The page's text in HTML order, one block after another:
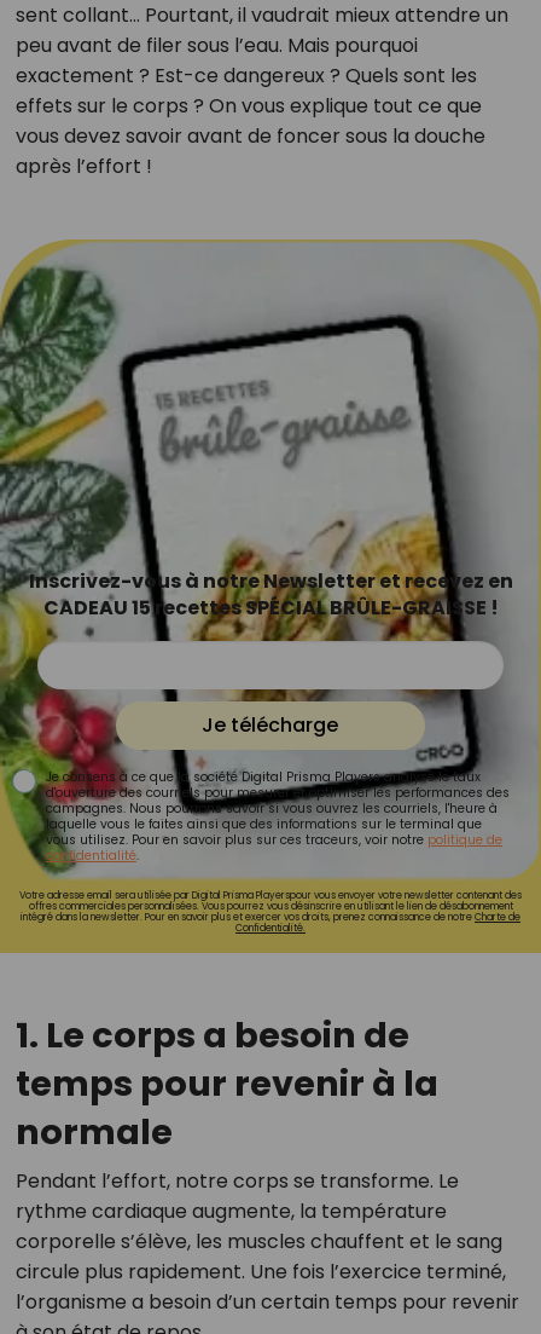
sent collant… Pourtant, il vaudrait mieux attendre un
peu avant de filer sous l’eau. Mais pourquoi
exactement ? Est-ce dangereux ? Quels sont les
effets sur le corps ? On vous explique tout ce que
vous devez savoir avant de foncer sous la douche
après l’effort !
Inscrivez-vous à notre Newsletter et recevez en
CADEAU 15 recettes SPÉCIAL BRÛLE-GRAISSE !
Je télécharge
Je consens à ce que la société Digital Prisma Players analyse le taux
d'ouverture des courriels pour mesurer et optimiser les performances des
campagnes. Nous pourrons savoir si vous ouvrez les courriels, l'heure à
laquelle vous le faites ainsi que des informations sur le terminal que
vous utilisez. Pour en savoir plus sur ces traceurs, voir notre politique de
confidentialité.
Votre adresse email sera utilisée par Digital Prisma Playerspour vous envoyer votre newsletter contenant des
offres commerciales personnalisées. Vous pourrez vous désinscrire en utilisant le lien de désabonnement
intégré dans la newsletter. Pour en savoir plus et exercer vos droits, prenez connaissance de notreCharte de
Confidentialité.
1. Le corps a besoin de
temps pour revenir à la
normale
Pendant l’effort, notre corps se transforme. Le
rythme cardiaque augmente, la température
corporelle s’élève, les muscles chauffent et le sang
circule plus rapidement. Une fois l’exercice terminé,
l’organisme a besoin d’un certain temps pour revenir